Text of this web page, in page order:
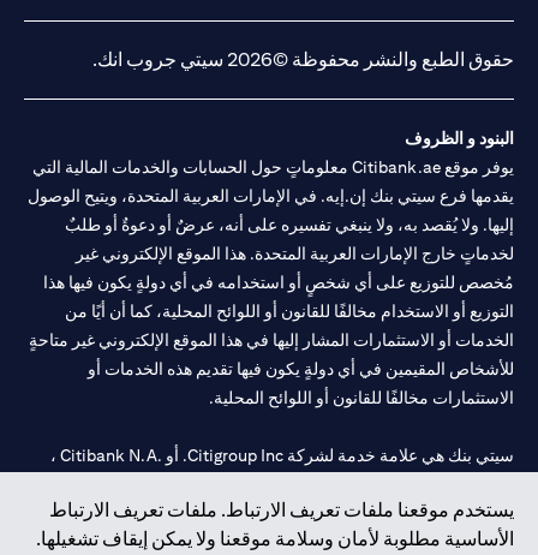
يستخدم موقعنا ملفات تعريف الارتباط. ملفات تعريف الارتباط
الأساسية مطلوبة لأمان وسلامة موقعنا ولا يمكن إيقاف تشغيلها.
حقوق الطبع والنشر محفوظة ©2026 سيتي جروب انك.
البنود و الظروف
يوفر موقع Citibank.ae معلوماتٍ حول الحسابات والخدمات المالية التي
يقدمها فرع سيتي بنك إن.إيه. في الإمارات العربية المتحدة، ويتيح الوصول
إليها. ولا يُقصد به، ولا ينبغي تفسيره على أنه، عرضٌ أو دعوةٌ أو طلبٌ
لخدماتٍ خارج الإمارات العربية المتحدة. هذا الموقع الإلكتروني غير
مُخصص للتوزيع على أي شخصٍ أو استخدامه في أي دولةٍ يكون فيها هذا
التوزيع أو الاستخدام مخالفًا للقانون أو اللوائح المحلية، كما أن أيًا من
الخدمات أو الاستثمارات المشار إليها في هذا الموقع الإلكتروني غير متاحةٍ
للأشخاص المقيمين في أي دولةٍ يكون فيها تقديم هذه الخدمات أو
الاستثمارات مخالفًا للقانون أو اللوائح المحلية.
سيتي بنك هي علامة خدمة لشركة Citigroup Inc. أو .Citibank N.A ،
سيتي بنك إن. إيه. الإمارات مسجل لدى مصرف الإمارات المركزي تحت